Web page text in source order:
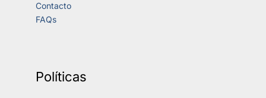
Contacto
FAQs
Políticas